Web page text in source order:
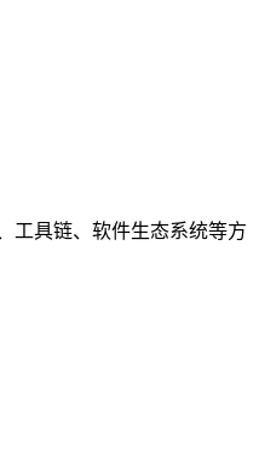
工具链、软件生态系统等方